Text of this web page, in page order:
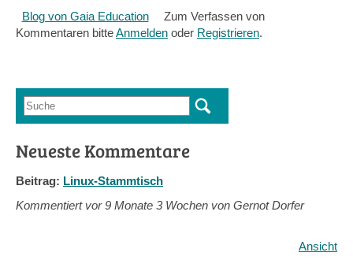
Blog von Gaia Education
Zum Verfassen von
Kommentaren bitteAnmelden oder Registrieren.
Suchformular
Suche
Neueste Kommentare
Beitrag: Linux-Stammtisch
Kommentiert vor9 Monate 3 Wochen von Gernot Dorfer
Ansicht